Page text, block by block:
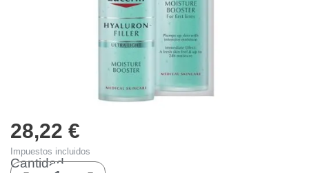
Protección solar
Óptica
Ortopedia
Protección solar
Óptica
Ortopedia
28,22 €
Impuestos incluidos
Cantidad